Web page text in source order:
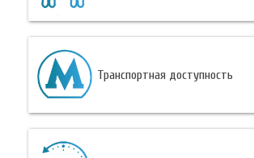
Транспортная доступность